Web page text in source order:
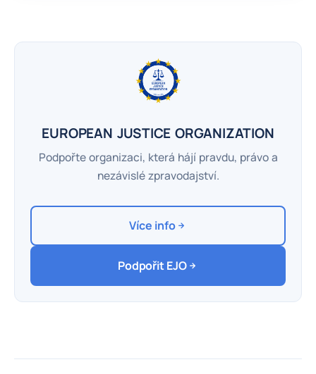
EUROPEAN JUSTICE ORGANIZATION
Podpořte organizaci, která hájí pravdu, právo a
nezávislé zpravodajství.
Více info
Podpořit EJO